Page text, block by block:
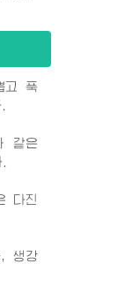
고 푹
같은
다진
생강